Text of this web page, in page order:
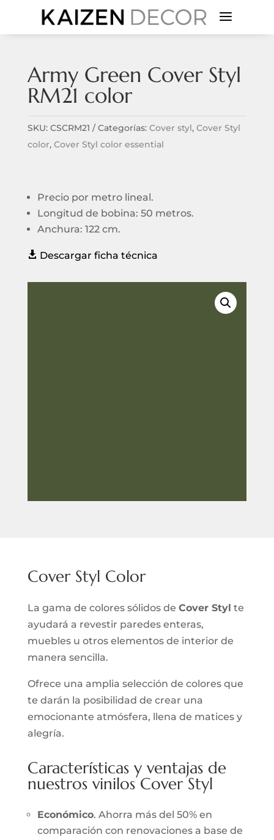
a
Army Green Cover Styl
RM21 color
SKU: CSCRM21 Categorías: Cover styl, Cover Styl
color, Cover Styl color essential
Precio por metro lineal.
Longitud de bobina: 50 metros.
Anchura: 122 cm.
 Descargar ficha técnica
Cover Styl Color
La gama de colores sólidos de Cover Styl te
ayudará a revestir paredes enteras,
muebles u otros elementos de interior de
manera sencilla.
Ofrece una amplia selección de colores que
te darán la posibilidad de crear una
emocionante atmósfera, llena de matices y
alegría.
Características y ventajas de
nuestros vinilos Cover Styl
Económico. Ahorra más del 50% en
comparación con renovaciones a base de